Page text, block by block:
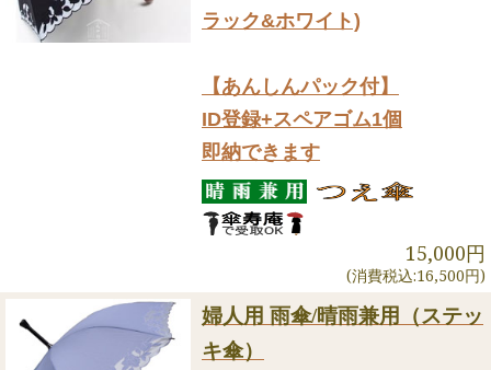
ラック&ホワイト)
【あんしんパック付】
ID登録+スペアゴム1個
即納できます
15,000円
(消費税込:16,500円)
婦人用 雨傘/晴雨兼用（ステッ
キ傘）